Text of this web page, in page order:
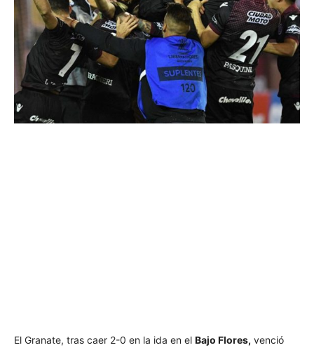
El Granate, tras caer 2-0 en la ida en el Bajo Flores, venció